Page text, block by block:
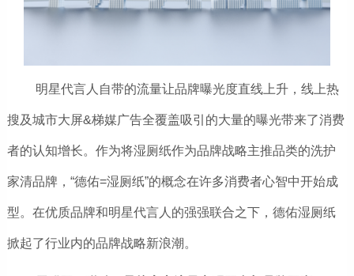
明星代言人自带的流量让品牌曝光度直线上升，线上热
搜及城市大屏&梯媒广告全覆盖吸引的大量的曝光带来了消费
者的认知增长。作为将湿厕纸作为品牌战略主推品类的洗护
家清品牌，“德佑=湿厕纸”的概念在许多消费者心智中开始成
型。在优质品牌和明星代言人的强强联合之下，德佑湿厕纸
掀起了行业内的品牌战略新浪潮。